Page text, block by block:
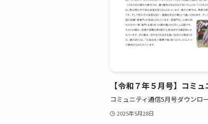
【令和７年５月号】コミ
コミュニティ通信5月号ダウンロ
2025年5月28日